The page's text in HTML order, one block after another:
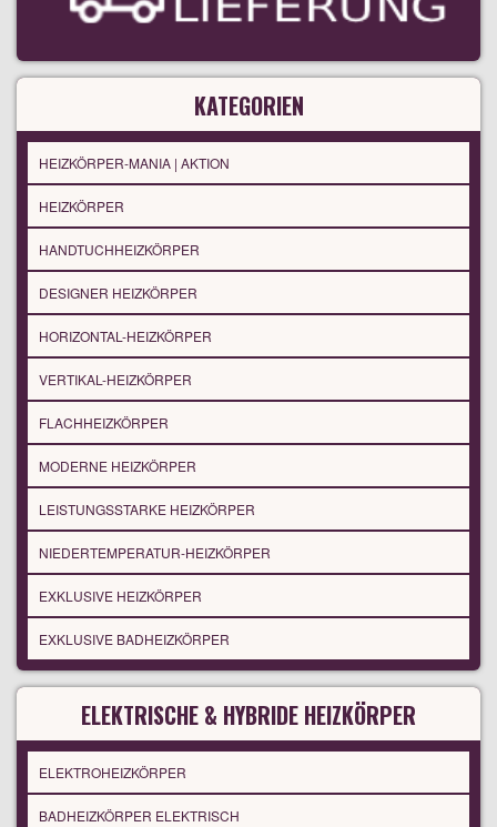
KATEGORIEN
HEIZKÖRPER-MANIA | AKTION
HEIZKÖRPER
HANDTUCHHEIZKÖRPER
DESIGNER HEIZKÖRPER
HORIZONTAL-HEIZKÖRPER
VERTIKAL-HEIZKÖRPER
FLACHHEIZKÖRPER
MODERNE HEIZKÖRPER
LEISTUNGSSTARKE HEIZKÖRPER
NIEDERTEMPERATUR-HEIZKÖRPER
EXKLUSIVE HEIZKÖRPER
EXKLUSIVE BADHEIZKÖRPER
ELEKTRISCHE & HYBRIDE HEIZKÖRPER
ELEKTROHEIZKÖRPER
BADHEIZKÖRPER ELEKTRISCH